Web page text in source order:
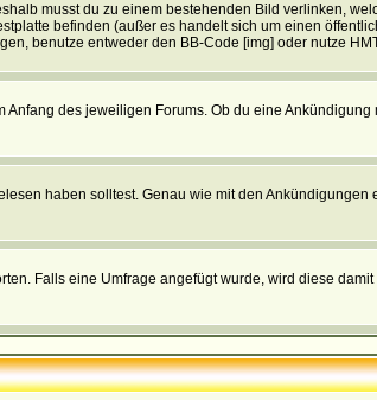
musst du zu einem bestehenden Bild verlinken,
befinden (außer es handelt sich um einen
benutze entweder den BB-Code [img] oder nutze
des jeweiligen Forums. Ob du eine
haben solltest. Genau wie mit den Ankündigungen
Falls eine Umfrage angefügt wurde, wird diese